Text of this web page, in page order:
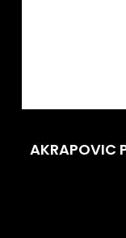
AKRAPOVIC